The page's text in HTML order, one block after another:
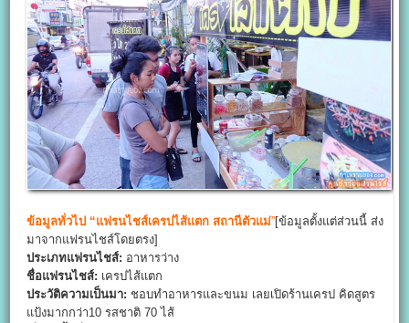
ข้อมูลทั่วไป “แฟรนไชส์เครปไส้แตก สถานีตัวแม่”[ข้อมูลตั้งแต่ส่วนนี้ ส่ง
มาจากแฟรนไชส์โดยตรง]
ประเภทแฟรนไชส์: อาหารว่าง
ชื่อแฟรนไชส์: เครปไส้แตก
ประวัติความเป็นมา: ชอบทำอาหารและขนม เลยเปิดร้านเครป คิดสูตร
แป้งมากกว่า10 รสชาติ 70 ไส้